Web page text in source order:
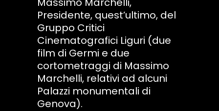
Presidente, quest’ultimo, del
Gruppo Critici
Cinematografici Liguri (due
film di Germi e due
cortometraggi di Massimo
Marchelli, relativi ad alcuni
Palazzi monumentali di
Genova).